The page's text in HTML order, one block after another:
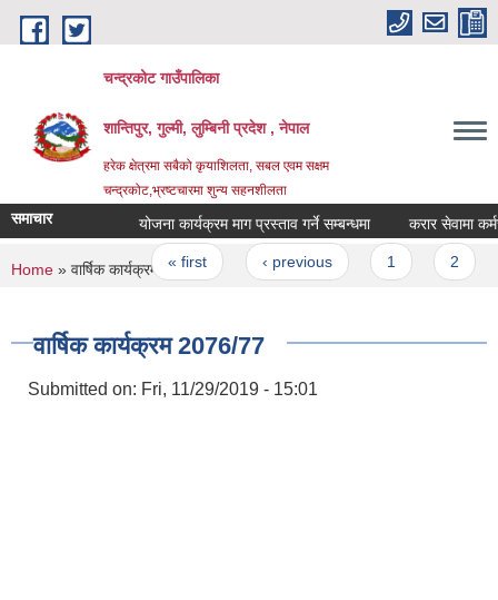
Skip to main content
चन्द्रकोट गाउँपालिका
शान्तिपुर, गुल्मी, लुम्बिनी प्रदेश , नेपाल
हरेक क्षेत्रमा सबैको कृयाशिलता, सबल एवम सक्षम
चन्द्रकोट,भ्रष्टचारमा शुन्य सहनशीलता
समाचार योजना कार्यक्रम माग प्रस्ताव गर्ने सम्बन्धमा करार सेवामा
Pages
« first ‹ previous
You are here
Home » वार्षिक कार्यक्रम 2076/77
वार्षिक कार्यक्रम 2076/77
Submitted on: Fri, 11/29/2019 - 15:01